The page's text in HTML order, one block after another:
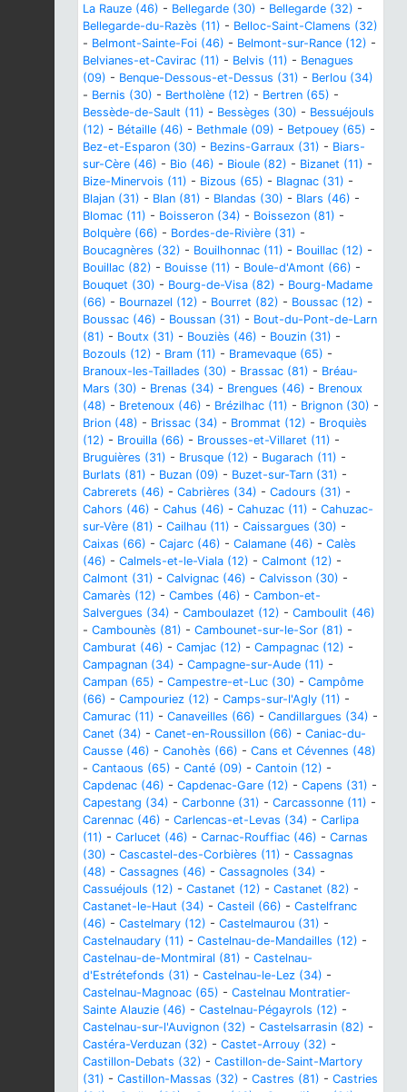
La Rauze (46) - Bellegarde (30) - Bellegarde (32) -
Bellegarde-du-Razès (11) - Belloc-Saint-Clamens (32)
- Belmont-Sainte-Foi (46) - Belmont-sur-Rance (12) -
Belvianes-et-Cavirac (11) - Belvis (11) - Benagues
(09) - Benque-Dessous-et-Dessus (31) - Berlou (34)
- Bernis (30) - Bertholène (12) - Bertren (65) -
Bessède-de-Sault (11) - Bessèges (30) - Bessuéjouls
(12) - Bétaille (46) - Bethmale (09) - Betpouey (65) -
Bez-et-Esparon (30) - Bezins-Garraux (31) - Biars-
sur-Cère (46) - Bio (46) - Bioule (82) - Bizanet (11) -
Bize-Minervois (11) - Bizous (65) - Blagnac (31) -
Blajan (31) - Blan (81) - Blandas (30) - Blars (46) -
Blomac (11) - Boisseron (34) - Boissezon (81) -
Bolquère (66) - Bordes-de-Rivière (31) -
Boucagnères (32) - Bouilhonnac (11) - Bouillac (12) -
Bouillac (82) - Bouisse (11) - Boule-d'Amont (66) -
Bouquet (30) - Bourg-de-Visa (82) - Bourg-Madame
(66) - Bournazel (12) - Bourret (82) - Boussac (12) -
Boussac (46) - Boussan (31) - Bout-du-Pont-de-Larn
(81) - Boutx (31) - Bouziès (46) - Bouzin (31) -
Bozouls (12) - Bram (11) - Bramevaque (65) -
Branoux-les-Taillades (30) - Brassac (81) - Bréau-
Mars (30) - Brenas (34) - Brengues (46) - Brenoux
(48) - Bretenoux (46) - Brézilhac (11) - Brignon (30) -
Brion (48) - Brissac (34) - Brommat (12) - Broquiès
(12) - Brouilla (66) - Brousses-et-Villaret (11) -
Bruguières (31) - Brusque (12) - Bugarach (11) -
Burlats (81) - Buzan (09) - Buzet-sur-Tarn (31) -
Cabrerets (46) - Cabrières (34) - Cadours (31) -
Cahors (46) - Cahus (46) - Cahuzac (11) - Cahuzac-
sur-Vère (81) - Cailhau (11) - Caissargues (30) -
Caixas (66) - Cajarc (46) - Calamane (46) - Calès
(46) - Calmels-et-le-Viala (12) - Calmont (12) -
Calmont (31) - Calvignac (46) - Calvisson (30) -
Camarès (12) - Cambes (46) - Cambon-et-
Salvergues (34) - Camboulazet (12) - Camboulit (46)
- Cambounès (81) - Cambounet-sur-le-Sor (81) -
Camburat (46) - Camjac (12) - Campagnac (12) -
Campagnan (34) - Campagne-sur-Aude (11) -
Campan (65) - Campestre-et-Luc (30) - Campôme
(66) - Campouriez (12) - Camps-sur-l'Agly (11) -
Camurac (11) - Canaveilles (66) - Candillargues (34) -
Canet (34) - Canet-en-Roussillon (66) - Caniac-du-
Causse (46) - Canohès (66) - Cans et Cévennes (48)
- Cantaous (65) - Canté (09) - Cantoin (12) -
Capdenac (46) - Capdenac-Gare (12) - Capens (31) -
Capestang (34) - Carbonne (31) - Carcassonne (11) -
Carennac (46) - Carlencas-et-Levas (34) - Carlipa
(11) - Carlucet (46) - Carnac-Rouffiac (46) - Carnas
(30) - Cascastel-des-Corbières (11) - Cassagnas
(48) - Cassagnes (46) - Cassagnoles (34) -
Cassuéjouls (12) - Castanet (12) - Castanet (82) -
Castanet-le-Haut (34) - Casteil (66) - Castelfranc
(46) - Castelmary (12) - Castelmaurou (31) -
Castelnaudary (11) - Castelnau-de-Mandailles (12) -
Castelnau-de-Montmiral (81) - Castelnau-
d'Estrétefonds (31) - Castelnau-le-Lez (34) -
Castelnau-Magnoac (65) - Castelnau Montratier-
Sainte Alauzie (46) - Castelnau-Pégayrols (12) -
Castelnau-sur-l'Auvignon (32) - Castelsarrasin (82) -
Castéra-Verduzan (32) - Castet-Arrouy (32) -
Castillon-Debats (32) - Castillon-de-Saint-Martory
(31) - Castillon-Massas (32) - Castres (81) - Castries